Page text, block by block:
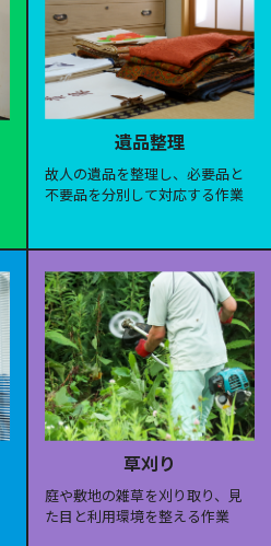
遺品整理
故人の遺品を整理し、必要品と
不要品を分別して対応する作業
草刈り
庭や敷地の雑草を刈り取り、見
た目と利用環境を整える作業